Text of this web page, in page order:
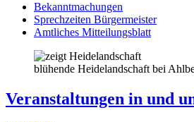
Bekanntmachungen
Sprechzeiten Bürgermeister
Amtliches Mitteilungsblatt
blühende Heidelandschaft bei
Veranstaltungen in und